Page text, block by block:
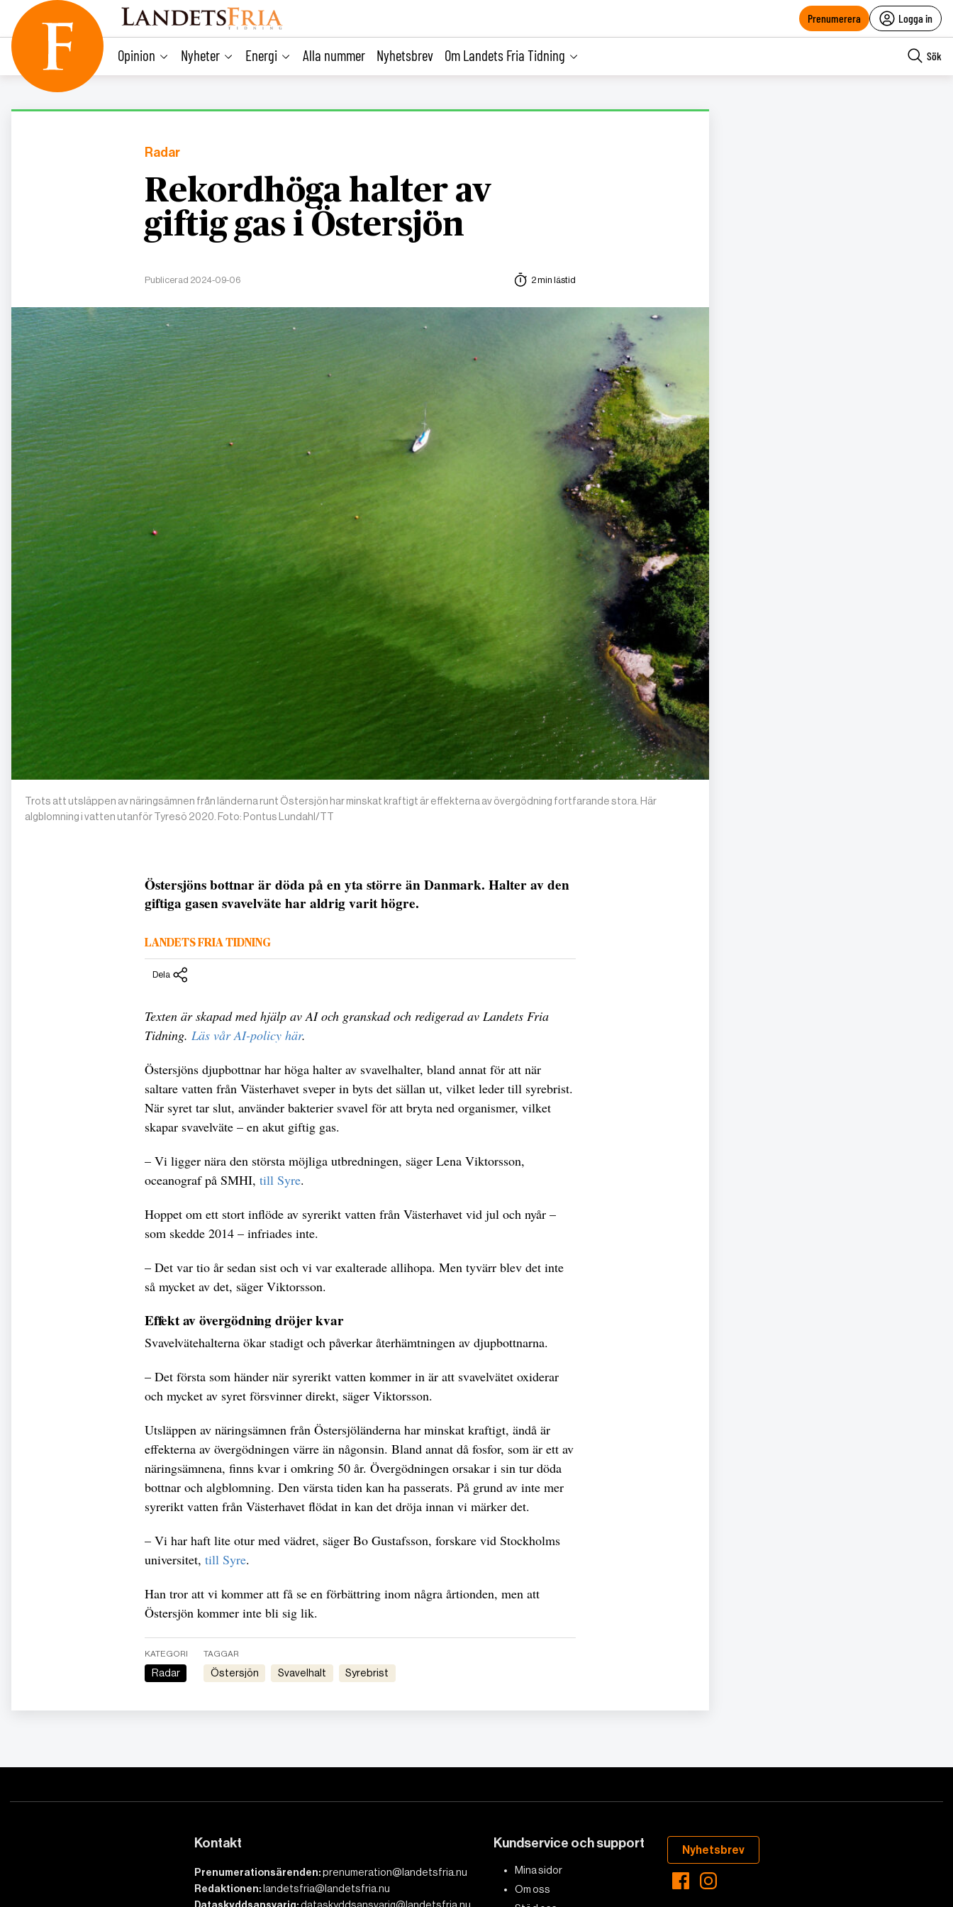
content
Prenumerera Logga in
Opinion Nyheter Energi Alla nummer Nyhetsbrev Om Landets Fria Tidning Sök
Radar
Rekordhöga halter av
giftig gas i Östersjön
Publicerad 2024-09-06 2 min lästid
Trots att utsläppen av näringsämnen från länderna runt Östersjön har minskat kraftigt är effekterna av övergödning fortfarande stora. Här
algblomning i vatten utanför Tyresö 2020. Foto: Pontus Lundahl/TT
Östersjöns bottnar är döda på en yta större än Danmark. Halter av den
giftiga gasen svavelväte har aldrig varit högre.
LANDETS FRIA TIDNING
Dela
Texten är skapad med hjälp av AI och granskad och redigerad av Landets Fria
Tidning. Läs vår AI-policy här.
Östersjöns djupbottnar har höga halter av svavelhalter, bland annat för att när
saltare vatten från Västerhavet sveper in byts det sällan ut, vilket leder till syrebrist.
När syret tar slut, använder bakterier svavel för att bryta ned organismer, vilket
skapar svavelväte – en akut giftig gas.
– Vi ligger nära den största möjliga utbredningen, säger Lena Viktorsson,
oceanograf på SMHI, till Syre.
Hoppet om ett stort inflöde av syrerikt vatten från Västerhavet vid jul och nyår –
som skedde 2014 – infriades inte.
– Det var tio år sedan sist och vi var exalterade allihopa. Men tyvärr blev det inte
så mycket av det, säger Viktorsson.
Effekt av övergödning dröjer kvar
Svavelvätehalterna ökar stadigt och påverkar återhämtningen av djupbottnarna.
– Det första som händer när syrerikt vatten kommer in är att svavelvätet oxiderar
och mycket av syret försvinner direkt, säger Viktorsson.
Utsläppen av näringsämnen från Östersjöländerna har minskat kraftigt, ändå är
effekterna av övergödningen värre än någonsin. Bland annat då fosfor, som är ett av
näringsämnena, finns kvar i omkring 50 år. Övergödningen orsakar i sin tur döda
bottnar och algblomning. Den värsta tiden kan ha passerats. På grund av inte mer
syrerikt vatten från Västerhavet flödat in kan det dröja innan vi märker det.
– Vi har haft lite otur med vädret, säger Bo Gustafsson, forskare vid Stockholms
universitet, till Syre.
Han tror att vi kommer att få se en förbättring inom några årtionden, men att
Östersjön kommer inte bli sig lik.
KATEGORI
Radar
TAGGAR
Östersjön svavelhalt syrebrist
Kontakt
Prenumerationsärenden:prenumeration@landetsfria.nu
Redaktionen: landetsfria@landetsfria.nu
Kundservice och support
Mina sidor
Om oss
Nyhetsbrev